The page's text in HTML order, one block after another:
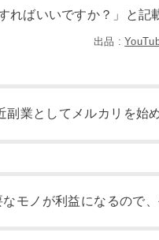
出品 :
副業としてメルカリを始
モノが利益になるので